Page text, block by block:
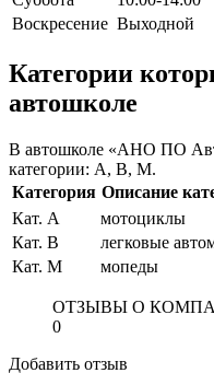
Воскресение Выходной
Категории
автошколе
В автошколе «АНО ПО
категории: A, B, M.
Категория Описание
Кат. A
мотоциклы
Кат. B
легковые
Кат. M
мопеды
ОТЗЫВЫ О
0
Добавить отзыв